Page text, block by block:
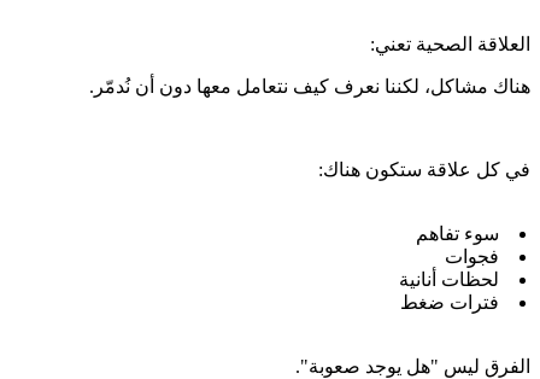
العلاقة الصحية تعني:
هناك مشاكل، لكننا نعرف كيف نتعامل معها دون أن نُدمّر.
في كل علاقة ستكون هناك:
سوء تفاهم
فجوات
لحظات أنانية
فترات ضغط
الفرق ليس "هل يوجد صعوبة".